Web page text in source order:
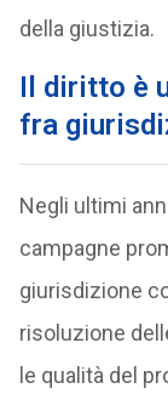
della giustizia.
Il diritto è
fra
Negli ultimi
campagne
giurisdizione
risoluzione
le qualità del